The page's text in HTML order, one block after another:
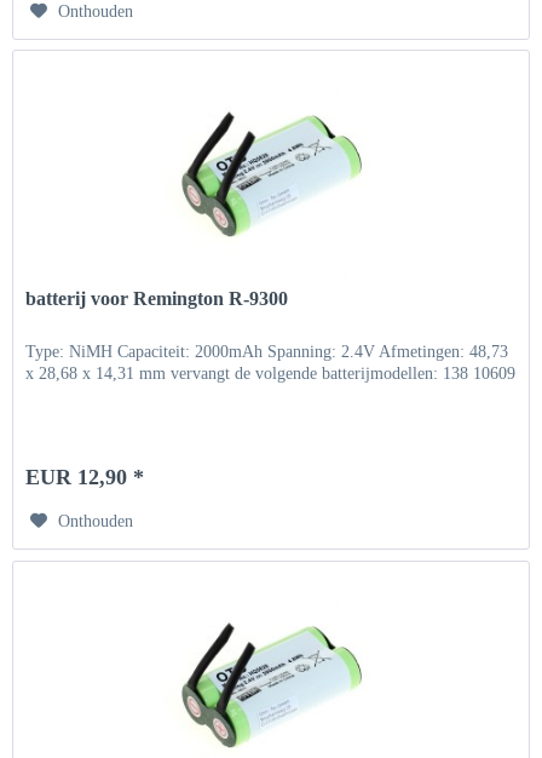
Onthouden
batterij voor Remington R-9300
Type: NiMH Capaciteit: 2000mAh Spanning: 2.4V Afmetingen: 48,73
x 28,68 x 14,31 mm vervangt de volgende batterijmodellen: 138 10609
EUR 12,90 *
Onthouden